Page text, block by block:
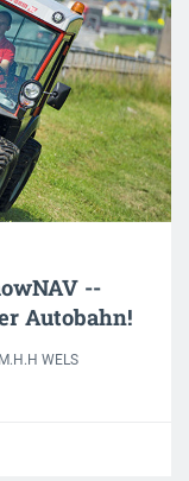
--
Autobahn!
WELS